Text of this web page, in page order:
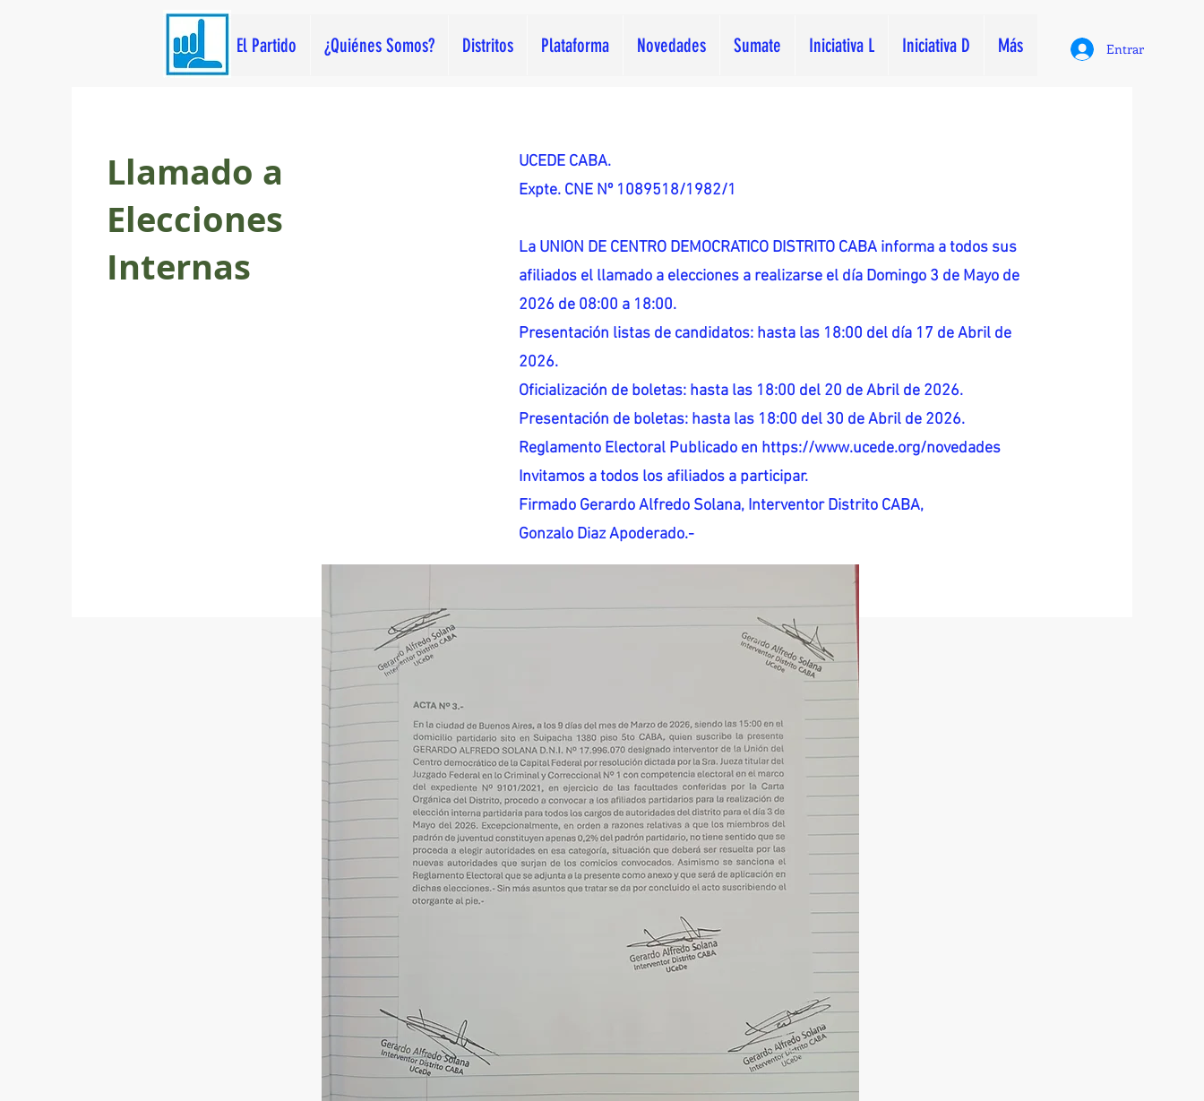
El Partido ¿Quiénes Somos? Distritos Plataforma Novedades Sumate Iniciativa L Iniciativa D Más Entrar
Llamado a
Elecciones
Internas
UCEDE CABA.
Expte. CNE Nº 1089518/1982/1
La UNION DE CENTRO DEMOCRATICO DISTRITO CABA informa a todos sus
afiliados el llamado a elecciones a realizarse el día Domingo 3 de Mayo de
2026 de 08:00 a 18:00.
Presentación listas de candidatos: hasta las 18:00 del día 17 de Abril de
2026.
Oficialización de boletas: hasta las 18:00 del 20 de Abril de 2026.
Presentación de boletas: hasta las 18:00 del 30 de Abril de 2026.
Reglamento Electoral Publicado en https://www.ucede.org/novedades
Invitamos a todos los afiliados a participar.
Firmado Gerardo Alfredo Solana, Interventor Distrito CABA,
Gonzalo Diaz Apoderado.-